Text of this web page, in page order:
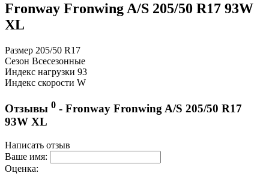
Fronway Fronwing A/S 205/50 R17 93W
XL
Размер 205/50 R17
Сезон Всесезонные
Индекс нагрузки 93
Индекс скорости W
Отзывы 0 - Fronway Fronwing A/S 205/50 R17
93W XL
Написать отзыв
Ваше имя:
Оценка: